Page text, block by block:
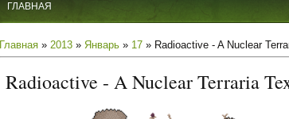
ГЛАВНАЯ
Главная » 2013 » Январь » 17 » Radioactive - A Nuclear
Radioactive - A Nuclear Terraria